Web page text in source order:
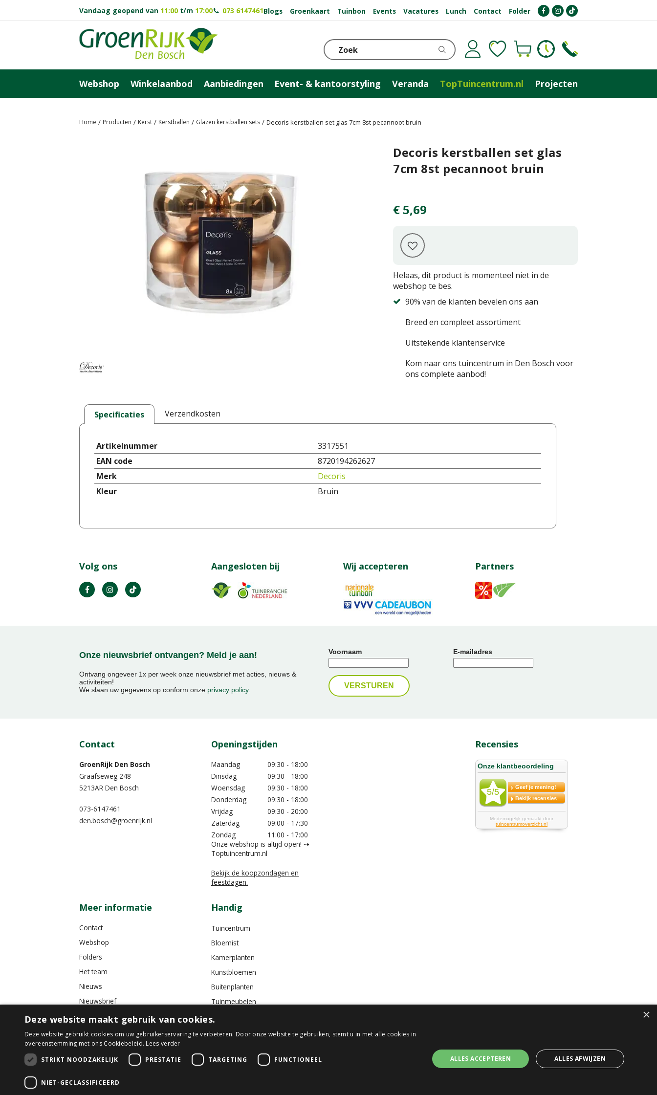
Home Producten Kerst Kerstballen Glazen kerstballen sets Decoris kerstballen set glas 7cm 8st pecannoot bruin
Vandaag geopend van 11:00 t/m 17:00 073 6147461Blogs Groenkaart Tuinbon Events Vacatures Lunch Contact Folder
Webshop Winkelaanbod Aanbiedingen Event- & kantoorstyling Veranda TopTuincentrum.nl Projecten
Decoris kerstballen set glas
7cm 8st pecannoot bruin
€ 5,69
Helaas, dit product is momenteel niet in de
webshop te bes.
90% van de klanten bevelen ons aan
Breed en compleet assortiment
Uitstekende klantenservice
Kom naar ons tuincentrum in Den Bosch voor
ons complete aanbod!
Specificaties Verzendkosten
Artikelnummer
3317551
EAN code
8720194262627
Merk
Decoris
Kleur
Bruin
Volg ons Aangesloten bij Wij accepteren Partners
Onze nieuwsbrief ontvangen? Meld je aan!
Ontvang ongeveer 1x per week onze nieuwsbrief met acties, nieuws &
activiteiten!
We slaan uw gegevens op conform onze privacy policy.
Voornaam E-mailadres
Contact
GroenRijk Den Bosch
Graafseweg 248
5213AR Den Bosch
073-6147461
den.bosch@groenrijk.nl
Openingstijden
Maandag
09:30 - 18:00
Dinsdag
09:30 - 18:00
Woensdag
09:30 - 18:00
Donderdag
09:30 - 18:00
Vrijdag
09:30 - 20:00
Zaterdag
09:00 - 17:30
Zondag
11:00 - 17:00
Onze webshop is altijd open! ⇢
Toptuincentrum.nl
Bekijk de koopzondagen en
feestdagen.
Recensies
Meer informatie
Contact
Webshop
Folders
Het team
Nieuws
Nieuwsbrief
Tuincafé
Vacatures
Algemene voorwaarden
Handig
Tuincentrum
Bloemist
Kamerplanten
Kunstbloemen
Buitenplanten
Tuinmeubelen
×
Deze website maakt gebruik van cookies.
Deze website gebruikt cookies om uw gebruikerservaring te verbeteren. Door onze website te gebruiken, stemt u in met alle cookies in
overeenstemming met ons Cookiebeleid. Lees verder
STRIKT NOODZAKELIJK
PRESTATIE TARGETING FUNCTIONEEL
NIET-GECLASSIFICEERD
ALLES ACCEPTEREN ALLES AFWIJZEN